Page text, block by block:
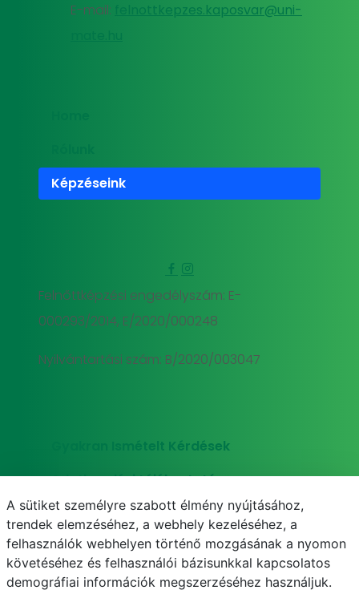
E-mail:
felnottkepzes.kaposvar@uni-
Képzéseink
Felnőttképzési engedélyszám: E-
000293/2014, E/2020/000248
Nyilvántartási szám: B/2020/003047
Gyakran Ismételt Kérdések
Adatkezelési tájékoztató
Süti (cookie) tájékoztató
E-mail Telefonkönyv NEPTUN E-learning
A sütiket személyre szabott élmény nyújtásához,
trendek elemzéséhez, a webhely kezeléséhez, a
felhasználók webhelyen történő mozgásának a nyomon
követéséhez és felhasználói bázisunkkal kapcsolatos
demográfiai információk megszerzéséhez használjuk.